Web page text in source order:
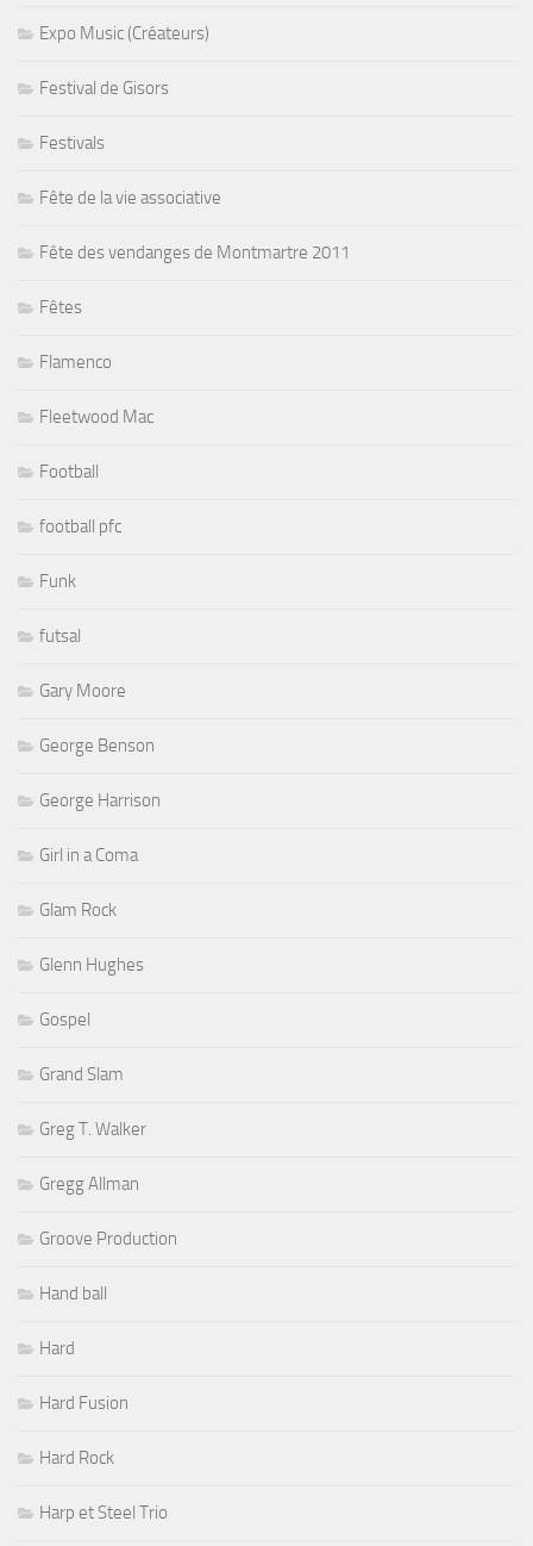
Expo Music (Créateurs)
Festival de Gisors
Festivals
Fête de la vie associative
Fête des vendanges de Montmartre 2011
Fêtes
Flamenco
Fleetwood Mac
Football
football pfc
Funk
futsal
Gary Moore
George Benson
George Harrison
Girl in a Coma
Glam Rock
Glenn Hughes
Gospel
Grand Slam
Greg T. Walker
Gregg Allman
Groove Production
Hand ball
Hard
Hard Fusion
Hard Rock
Harp et Steel Trio